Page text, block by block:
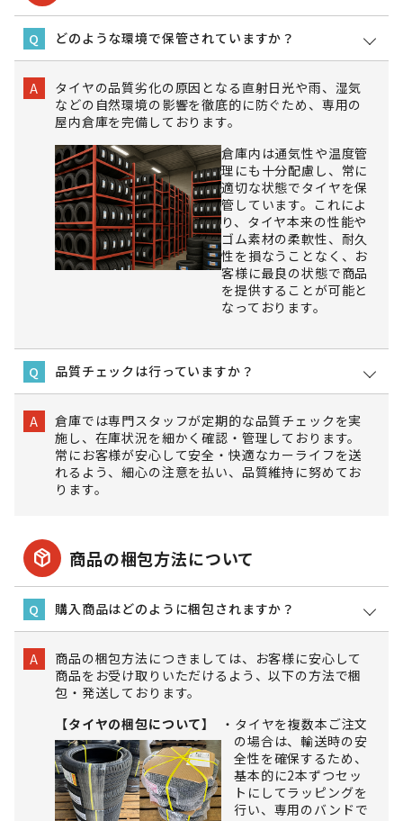
Q どのような環境で保管されていますか？
A
タイヤの品質劣化の原因となる直射日光や雨、湿気
などの自然環境の影響を徹底的に防ぐため、専用の
屋内倉庫を完備しております。
倉庫内は通気性や温度管
理にも十分配慮し、常に
適切な状態でタイヤを保
管しています。これによ
り、タイヤ本来の性能や
ゴム素材の柔軟性、耐久
性を損なうことなく、お
客様に最良の状態で商品
を提供することが可能と
なっております。
Q 品質チェックは行っていますか？
A
倉庫では専門スタッフが定期的な品質チェックを実
施し、在庫状況を細かく確認・管理しております。
常にお客様が安心して安全・快適なカーライフを送
れるよう、細心の注意を払い、品質維持に努めてお
ります。
package_2 商品の梱包方法について
Q 購入商品はどのように梱包されますか？
A
商品の梱包方法につきましては、お客様に安心して
商品をお受け取りいただけるよう、以下の方法で梱
包・発送しております。
【タイヤの梱包について】
タイヤを複数本ご注文
の場合は、輸送時の安
全性を確保するため、
基本的に2本ずつセッ
トにしてラッピングを
行い、専用のバンドで